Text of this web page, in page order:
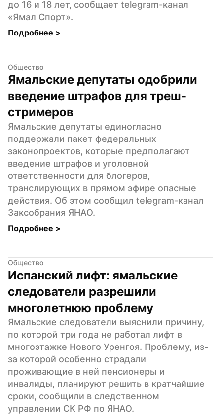
до 16 и 18 лет, сообщает telegram-канал
«Ямал Спорт».
Подробнее >
Общество
Ямальские депутаты одобрили
введение штрафов для треш-
стримеров
Ямальские депутаты единогласно
поддержали пакет федеральных
законопроектов, которые предполагают
введение штрафов и уголовной
ответственности для блогеров,
транслирующих в прямом эфире опасные
действия. Об этом сообщил telegram-канал
Заксобрания ЯНАО.
Подробнее >
Общество
Испанский лифт: ямальские
следователи разрешили
многолетнюю проблему
Ямальские следователи выяснили причину,
по которой три года не работал лифт в
многоэтажке Нового Уренгоя. Проблему, из-
за которой особенно страдали
проживающие в ней пенсионеры и
инвалиды, планируют решить в кратчайшие
сроки, сообщили в следственном
управлении СК РФ по ЯНАО.